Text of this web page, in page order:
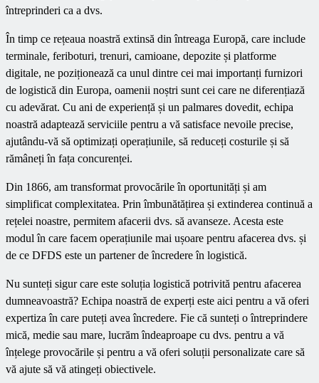
întreprinderi ca a dvs.
În timp ce rețeaua noastră extinsă din întreaga Europă, care include
terminale, feriboturi, trenuri, camioane, depozite și platforme
digitale, ne poziționează ca unul dintre cei mai importanți furnizori
de logistică din Europa, oamenii noștri sunt cei care ne diferențiază
cu adevărat. Cu ani de experiență și un palmares dovedit, echipa
noastră adaptează serviciile pentru a vă satisface nevoile precise,
ajutându-vă să optimizați operațiunile, să reduceți costurile și să
rămâneți în fața concurenței.
Din 1866, am transformat provocările în oportunități și am
simplificat complexitatea. Prin îmbunătățirea și extinderea continuă a
rețelei noastre, permitem afacerii dvs. să avanseze. Acesta este
modul în care facem operațiunile mai ușoare pentru afacerea dvs. și
de ce DFDS este un partener de încredere în logistică.
Nu sunteți sigur care este soluția logistică potrivită pentru afacerea
dumneavoastră? Echipa noastră de experți este aici pentru a vă oferi
expertiza în care puteți avea încredere. Fie că sunteți o întreprindere
mică, medie sau mare, lucrăm îndeaproape cu dvs. pentru a vă
înțelege provocările și pentru a vă oferi soluții personalizate care să
vă ajute să vă atingeți obiectivele.